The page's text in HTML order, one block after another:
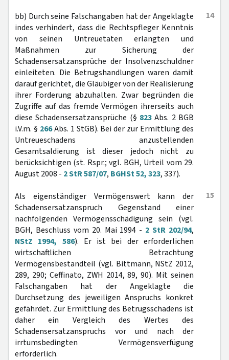
14
bb) Durch seine Falschangaben hat der Angeklagte
indes verhindert, dass die Rechtspfleger Kenntnis
von seinen Untreuetaten erlangten und
Maßnahmen zur Sicherung der
Schadensersatzansprüche der Insolvenzschuldner
einleiteten. Die Betrugshandlungen waren damit
darauf gerichtet, die Gläubiger von der Realisierung
ihrer Forderung abzuhalten. Zwar begründen die
Zugriffe auf das fremde Vermögen ihrerseits auch
diese Schadensersatzansprüche (§ 823 Abs. 2 BGB
i.V.m. § 266Abs. 1 StGB). Bei der zur Ermittlung des
Untreueschadens anzustellenden
Gesamtsaldierung ist dieser jedoch nicht zu
berücksichtigen (st. Rspr.; vgl. BGH, Urteil vom 29.
August 2008 - 2 StR 587/07, BGHSt 52, 323, 337).
15
Als eigenständiger Vermögenswert kann der
Schadensersatzanspruch Gegenstand einer
nachfolgenden Vermögensschädigung sein (vgl.
BGH, Beschluss vom 20. Mai 1994 - 2 StR 202/94,
NStZ 1994, 586). Er ist bei der erforderlichen
wirtschaftlichen Betrachtung
Vermögensbestandteil (vgl. Bittmann, NStZ 2012,
289, 290; Ceffinato, ZWH 2014, 89, 90). Mit seinen
Falschangaben hat der Angeklagte die
Durchsetzung des jeweiligen Anspruchs konkret
gefährdet. Zur Ermittlung des Betrugsschadens ist
daher ein Vergleich des Wertes des
Schadensersatzanspruchs vor und nach der
irrtumsbedingten Vermögensverfügung
erforderlich.